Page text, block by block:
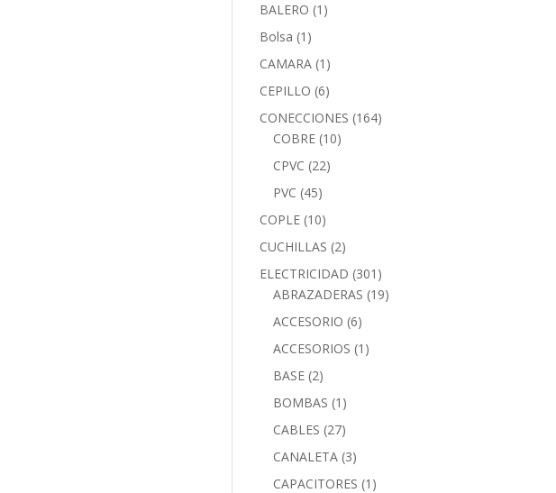
BALERO (1)
Bolsa (1)
CAMARA (1)
CEPILLO (6)
CONECCIONES (164)
COBRE (10)
CPVC (22)
PVC (45)
COPLE (10)
CUCHILLAS (2)
ELECTRICIDAD (301)
ABRAZADERAS (19)
ACCESORIO (6)
ACCESORIOS (1)
BASE (2)
BOMBAS (1)
CABLES (27)
CANALETA (3)
CAPACITORES (1)